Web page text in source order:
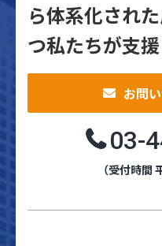
ら体系化された
つ私たちが支
お問
03-
（受付時間